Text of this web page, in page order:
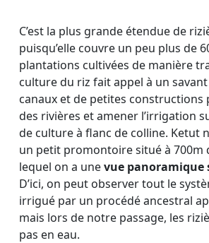
C’est la plus grande étendue de
puisqu’elle couvre un peu plus de
plantations cultivées de manière
culture du riz fait appel à un
canaux et de petites
des rivières et amener l’irrigation
de culture à flanc de colline. Ketut
un petit promontoire situé à 700m
lequel on a unevue panoramique
D’ici, on peut observer tout le
irrigué par un procédé ancestral
mais lors de notre passage, les
pas en eau.